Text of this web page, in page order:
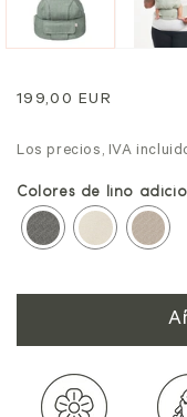
Precio
199,00 EUR
Los precios, IVA
Colores de lino